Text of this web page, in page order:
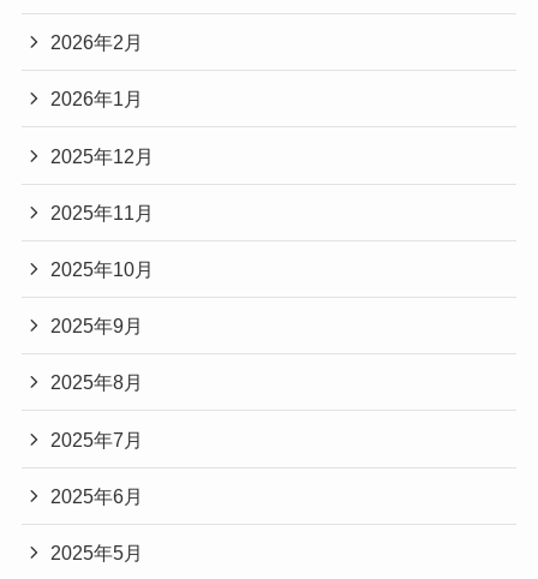
2026年2月
2026年1月
2025年12月
2025年11月
2025年10月
2025年9月
2025年8月
2025年7月
2025年6月
2025年5月